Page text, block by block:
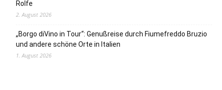
Rolfe
2. August 2026
„Borgo diVino in Tour“: Genußreise durch Fiumefreddo Bruzio
und andere schöne Orte in Italien
1. August 2026